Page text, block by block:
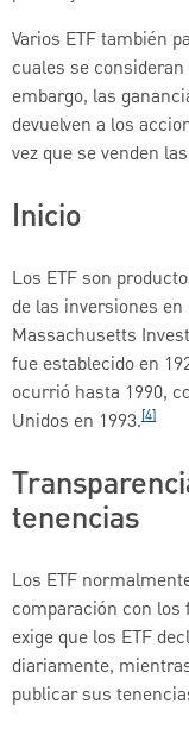
Varios ETF también
cuales se
embargo, las
devuelven a los
vez que se venden
Inicio
Los ETF son
de las inversiones
Massachusetts
fue establecido en
ocurrió hasta 1990,
Unidos en 1993.[4]
tenencias
Los ETF
comparación con los
exige que los ETF
diariamente,
publicar sus